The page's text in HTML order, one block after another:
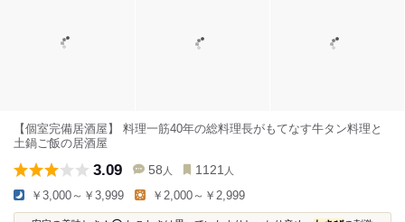
【個室完備居酒屋】 料理一筋40年の総料理長がもてなす牛タン料理と
土鍋ご飯の居酒屋
3.09 58 人 1121 人
￥3,000～￥3,999 ￥2,000～￥2,999